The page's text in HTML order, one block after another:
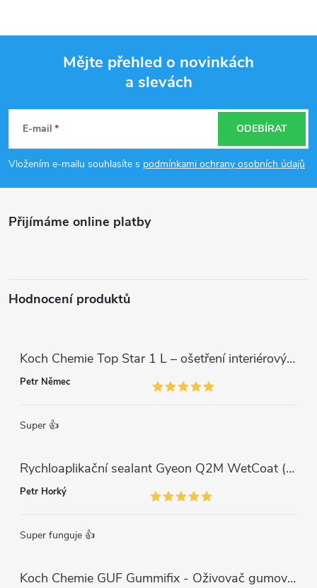
p
Mějte přehled o novinkách
a slevách
E-mail
Vložením e-mailu souhlasíte s podmínkami ochrany osobních údajů
ODEBÍRAT
Přijímáme online platby
Hodnocení produktů
Koch Chemie Top Star 1 L – ošetření interiérových plastů, ochrana a matný vzhled
Petr Němec
Super 👍
Rychloaplikační sealant Gyeon Q2M WetCoat (1 L)
Petr Horký
Super funguje 👍
Koch Chemie GUF Gummifix - Oživovač gumových koberců (1000ml)